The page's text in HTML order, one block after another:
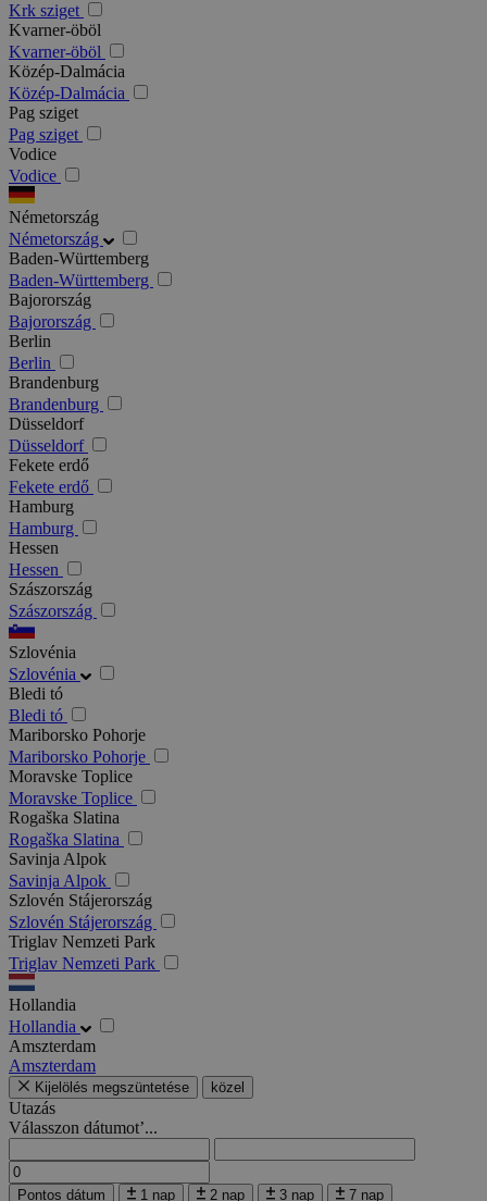
Krk sziget
Kvarner-öböl
Kvarner-öböl
Közép-Dalmácia
Közép-Dalmácia
Pag sziget
Pag sziget
Vodice
Vodice
Németország
Németország
Baden-Württemberg
Baden-Württemberg
Bajorország
Bajorország
Berlin
Berlin
Brandenburg
Brandenburg
Düsseldorf
Düsseldorf
Fekete erdő
Fekete erdő
Hamburg
Hamburg
Hessen
Hessen
Szászország
Szászország
Szlovénia
Szlovénia
Bledi tó
Bledi tó
Mariborsko Pohorje
Mariborsko Pohorje
Moravske Toplice
Moravske Toplice
Rogaška Slatina
Rogaška Slatina
Savinja Alpok
Savinja Alpok
Szlovén Stájerország
Szlovén Stájerország
Triglav Nemzeti Park
Triglav Nemzeti Park
Hollandia
Hollandia
Amszterdam
Amszterdam
Kijelölés megszüntetése közel
Utazás
Válasszon dátumot’...
Pontos dátum 1 nap 2 nap 3 nap 7 nap